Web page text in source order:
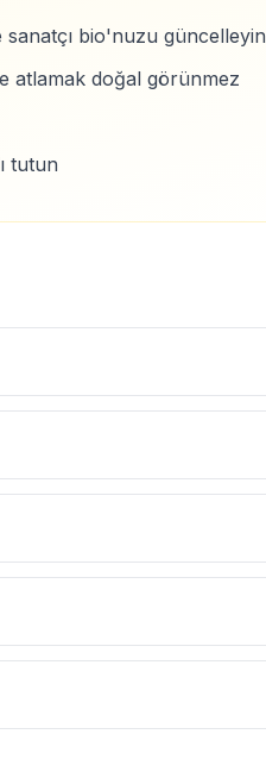
sanatçı bio'nuzu güncelleyin
atlamak doğal görünmez
tutun